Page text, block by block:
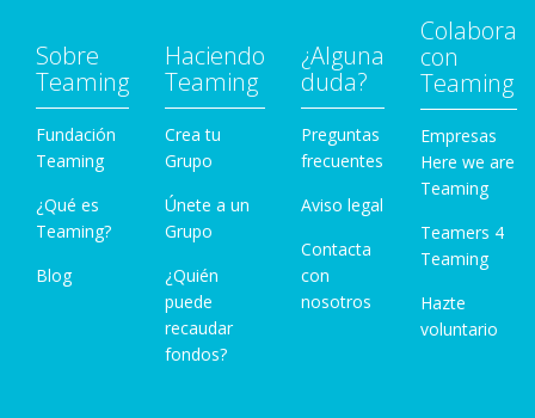
Sobre
Teaming
Fundación
Teaming
¿Qué es
Teaming?
Blog
Haciendo
Teaming
Crea tu
Grupo
Únete a un
Grupo
¿Quién
puede
recaudar
fondos?
¿Alguna
duda?
Preguntas
frecuentes
Aviso legal
Contacta
con
nosotros
Colabora
con
Teaming
Empresas
Here we are
Teaming
Teamers 4
Teaming
Hazte
voluntario